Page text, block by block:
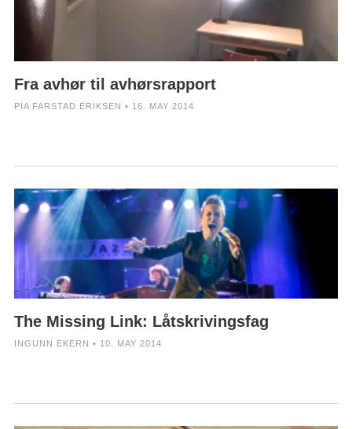
Fra avhør til avhørsrapport
PIA FARSTAD ERIKSEN • 16. MAY 2014
The Missing Link: Låtskrivingsfag
INGUNN EKERN • 10. MAY 2014